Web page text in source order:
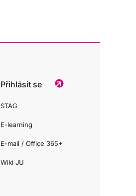
Přihlásit se
STAG
E-learning
E-mail / Office 365+
Wiki JU